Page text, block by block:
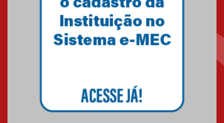
15.06.2026